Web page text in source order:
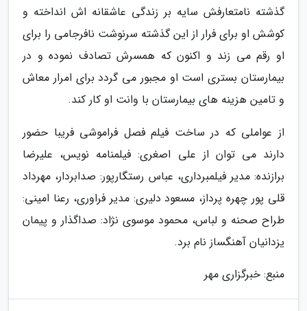
گذشته نامتعارفش سایه بر زندگی عاشقانه اش انداخته و
کوشش او برای فرار از این گذشته سرنوشت نافرجامی را برای
او رقم می زند و اکنون که همسرش تصادف نموده و در
بیمارستان بستری است او مجبور می گردد برای امرار معاش
و تامین هزینه های بیمارستان با وانت او کار کند.
از عواملی که در ساخت فیلم فصل فراموشی فریبا حضور
دارند می توان از علی اصغری: فیلمنامه نویس، علیرضا
برازنده: مدیر فیلمبرداری، عباس رستگارپور: صدابردار، مهرداد
قلی پور چهره پرداز، مسعود دلیری: مدیر فراوری، رعنا امینی:
طراح صحنه و لباس، محمود موسوی نژاد: صداگذار و پیمان
یزدانیان آهنگساز نام برد.
منبع: خبرگزاری مهر